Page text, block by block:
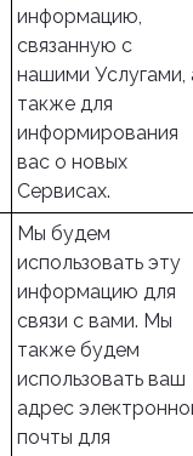
информацию,
связанную с
нашими Услугами,
также для
информирования
вас о новых
Сервисах.
Мы будем
использовать эту
информацию для
связи с вами. Мы
также будем
использовать ваш
адрес
почты для